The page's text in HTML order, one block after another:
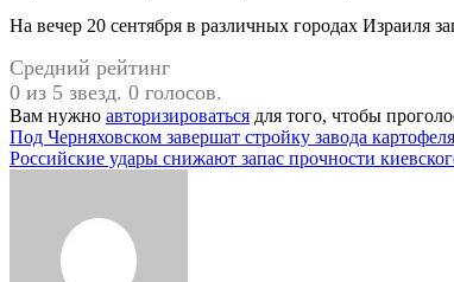
На вечер 20 сентября в различных городах Израиля
Средний рейтинг
0 из 5 звезд. 0 голосов.
Вам нужно авторизироваться для того, чтобы
Навигация
по
Под Черняховском завершат стройку завода
Российские удары снижают запас прочности